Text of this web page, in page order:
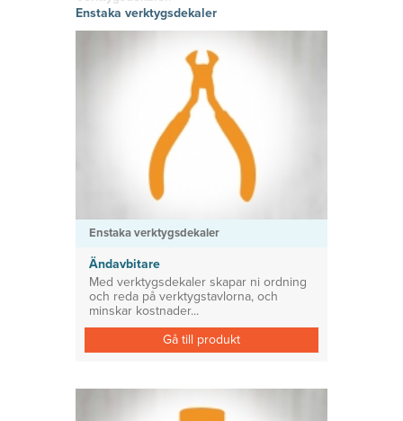
vinyl
rätta
känslan i
material!
Planering
Skyltklämmor
System för avdelare
Medicinsk Skyddsutrustning
Tillbehör ESL enheter
Enstaka verktygsdekaler
Enstaka verktygsdekaler
Ändavbitare
Med verktygsdekaler skapar ni ordning
och reda på verktygstavlorna, och
minskar kostnader...
Gå till produkt